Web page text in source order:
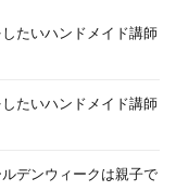
たいハンドメイド講師
たいハンドメイド講師
デンウィークは親子で